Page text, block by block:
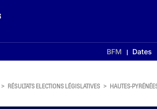
BFM Dates
> RÉSULTATS ELECTIONS LÉGISLATIVES > HAUTES-